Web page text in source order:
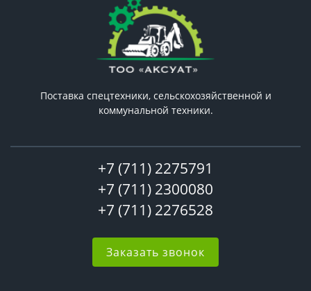
Поставка спецтехники, сельскохозяйственной и
коммунальной техники.
+7 (711) 2275791
+7 (711) 2300080
+7 (711) 2276528
Заказать звонок